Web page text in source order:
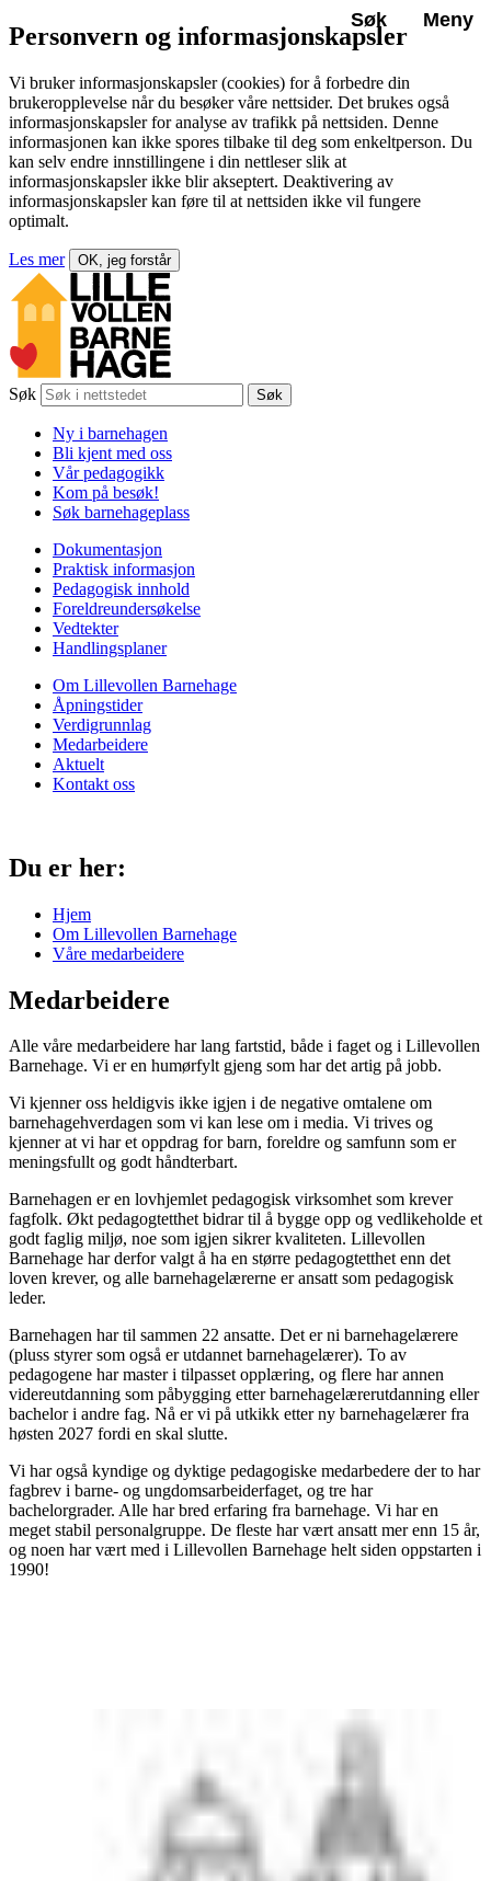
Personvern og informasjonskapsler
Vi bruker informasjonskapsler (cookies) for å forbedre din
brukeropplevelse når du besøker våre nettsider. Det brukes også
informasjonskapsler for analyse av trafikk på nettsiden. Denne
informasjonen kan ikke spores tilbake til deg som enkeltperson. Du
kan selv endre innstillingene i din nettleser slik at
informasjonskapsler ikke blir akseptert. Deaktivering av
informasjonskapsler kan føre til at nettsiden ikke vil fungere
optimalt.
Les mer OK, jeg forstår
Søk
Søk Søk
Meny
Ny i barnehagen
Bli kjent med oss
Vår pedagogikk
Kom på besøk!
Søk barnehageplass
Dokumentasjon
Praktisk informasjon
Pedagogisk innhold
Foreldreundersøkelse
Vedtekter
Handlingsplaner
Om Lillevollen Barnehage
Åpningstider
Verdigrunnlag
Medarbeidere
Aktuelt
Kontakt oss
Du er her:
Hjem
Om Lillevollen Barnehage
Våre medarbeidere
Medarbeidere
Alle våre medarbeidere har lang fartstid, både i faget og i Lillevollen
Barnehage. Vi er en humørfylt gjeng som har det artig på jobb.
Vi kjenner oss heldigvis ikke igjen i de negative omtalene om
barnehagehverdagen som vi kan lese om i media. Vi trives og
kjenner at vi har et oppdrag for barn, foreldre og samfunn som er
meningsfullt og godt håndterbart.
Barnehagen er en lovhjemlet pedagogisk virksomhet som krever
fagfolk. Økt pedagogtetthet bidrar til å bygge opp og vedlikeholde et
godt faglig miljø, noe som igjen sikrer kvaliteten. Lillevollen
Barnehage har derfor valgt å ha en større pedagogtetthet enn det
loven krever, og alle barnehagelærerne er ansatt som pedagogisk
leder.
Barnehagen har til sammen 22 ansatte. Det er ni barnehagelærere
(pluss styrer som også er utdannet barnehagelærer). To av
pedagogene har master i tilpasset opplæring, og flere har annen
videreutdanning som påbygging etter barnehagelærerutdanning eller
bachelor i andre fag. Nå er vi på utkikk etter ny barnehagelærer fra
høsten 2027 fordi en skal slutte.
Vi har også kyndige og dyktige pedagogiske medarbedere der to har
fagbrev i barne- og ungdomsarbeiderfaget, og tre har
bachelorgrader. Alle har bred erfaring fra barnehage. Vi har en
meget stabil personalgruppe. De fleste har vært ansatt mer enn 15 år,
og noen har vært med i Lillevollen Barnehage helt siden oppstarten i
1990!